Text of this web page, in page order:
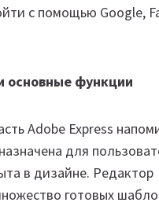
с помощью Google,
основные функции
Adobe Express
для
в дизайне. Редактор
готовых